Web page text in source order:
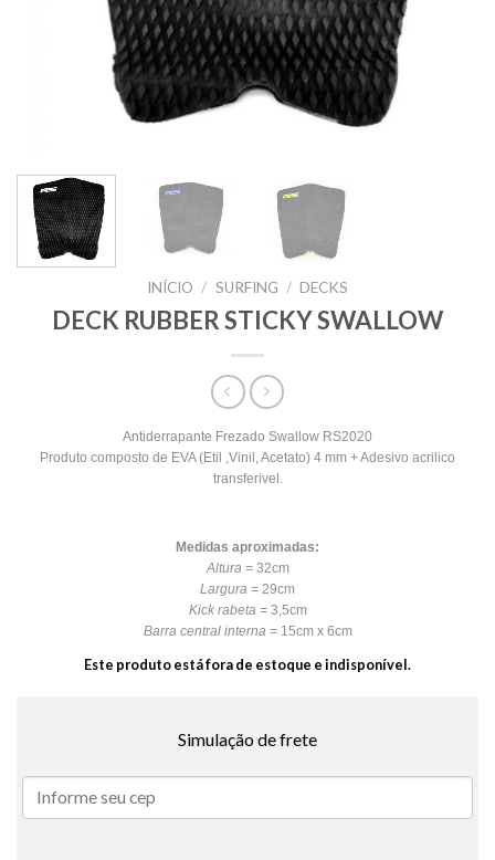
INÍCIO / SURFING / DECKS
DECK RUBBER STICKY SWALLOW
Antiderrapante Frezado Swallow RS2020
Produto composto de EVA (Etil ,Vinil, Acetato) 4 mm + Adesivo acrilico
transferivel.
Medidas aproximadas:
Altura =32cm
Largura = 29cm
Kick rabeta =3,5cm
Barra central interna =15cm x 6cm
Este produto está fora de estoque e indisponível.
Simulação de frete